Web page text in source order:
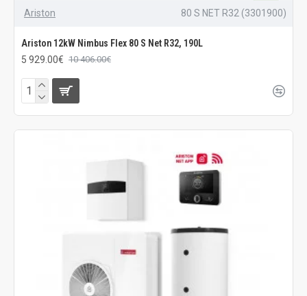
Ariston 80 S NET R32 (3301900)
Ariston 12kW Nimbus Flex 80 S Net R32, 190L
5 929.00€ 10 406.00€